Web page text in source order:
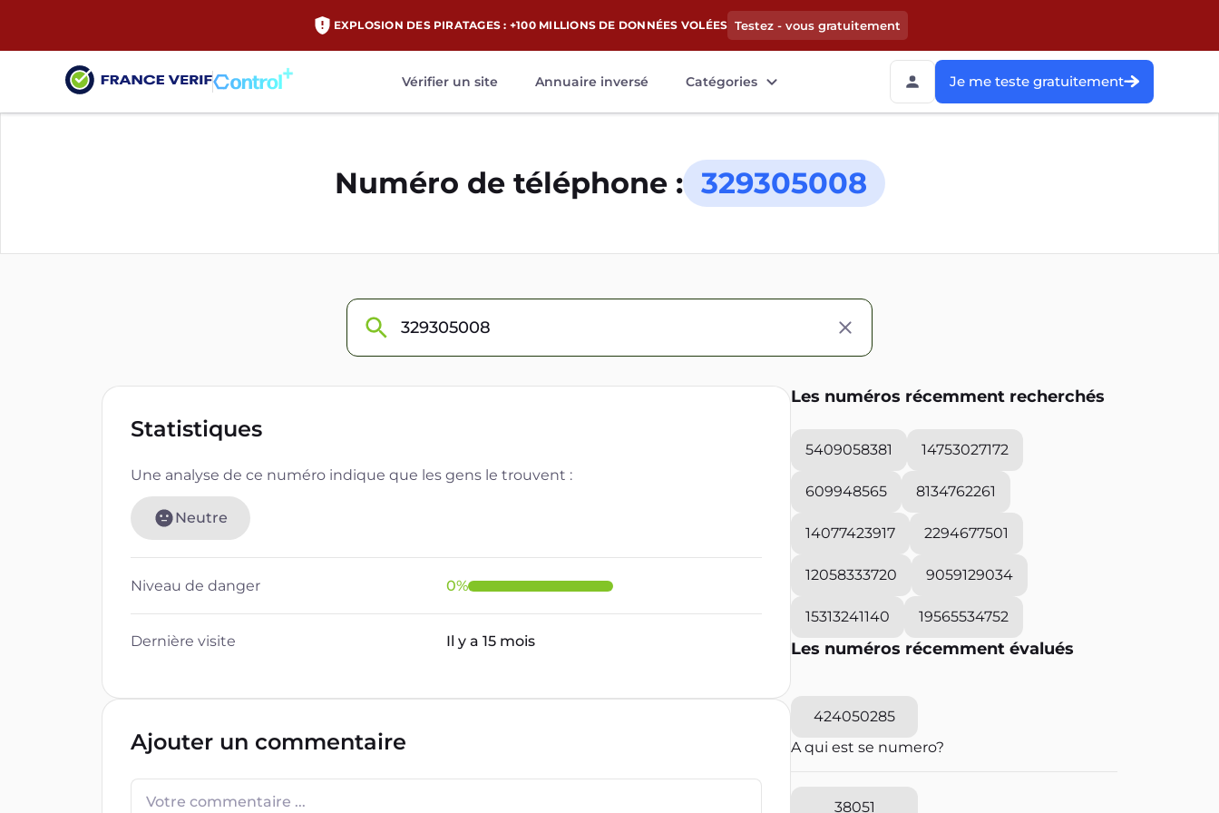
EXPLOSION DES PIRATAGES : +100 MILLIONS DE DONNÉES VOLÉES Testez - vous gratuitement
Vérifier un site Annuaire inversé Catégories Je me teste gratuitement
Numéro de téléphone : 329305008
Statistiques
Une analyse de ce numéro indique que les gens le trouvent :
Neutre
Niveau de danger 0%
Dernière visite Il y a 15 mois
Ajouter un commentaire
Les numéros récemment recherchés
5409058381 14753027172
609948565 8134762261
14077423917 2294677501
12058333720 9059129034
15313241140 19565534752
Les numéros récemment évalués
424050285
A qui est se numero?
38051